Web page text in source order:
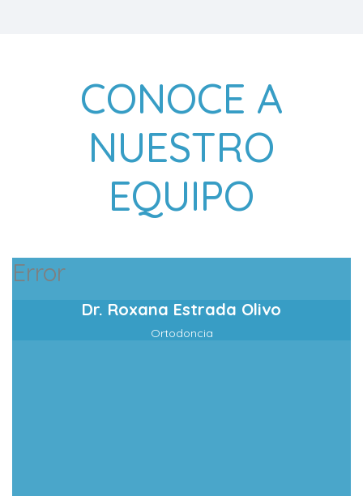
CONOCE A
NUESTRO
EQUIPO
Error
Dr. Roxana Estrada Olivo
Ortodoncia